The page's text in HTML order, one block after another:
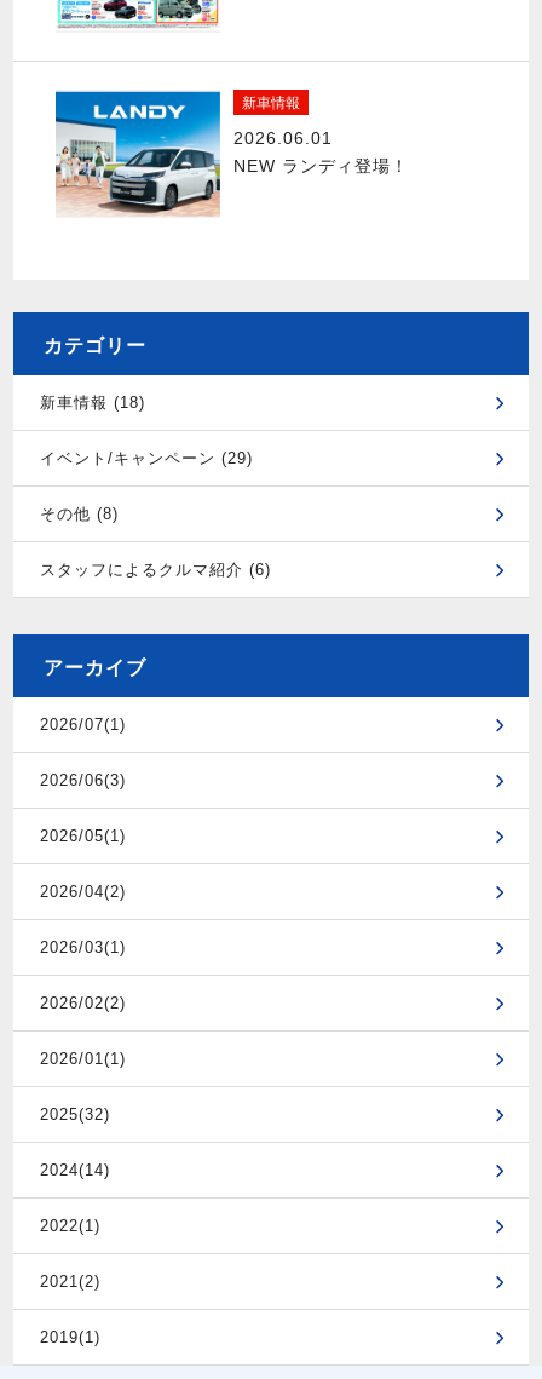
新車情報
2026.06.01
NEW ランディ登場！
カテゴリー
新車情報 (18)
イベント/キャンペーン (29)
その他 (8)
スタッフによるクルマ紹介 (6)
アーカイブ
2026/07(1)
2026/06(3)
2026/05(1)
2026/04(2)
2026/03(1)
2026/02(2)
2026/01(1)
2025(32)
2024(14)
2022(1)
2021(2)
2019(1)